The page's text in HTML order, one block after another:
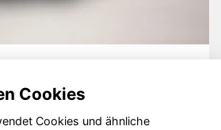
Cookies
Cookies und ähnliche